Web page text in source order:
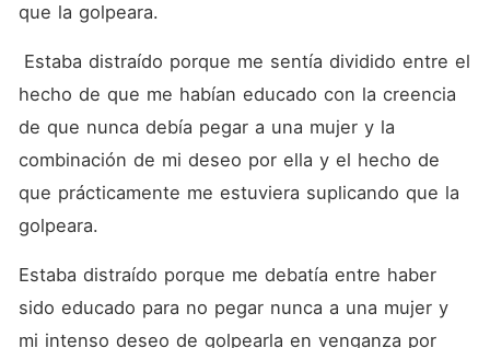
que la golpeara.
hecho de que me habían educado con la creencia
de que nunca debía pegar a una mujer y la
combinación de mi deseo por ella y el hecho de
que prácticamente me estuviera suplicando que la
golpeara.
Estaba distraído porque me debatía entre haber
sido educado para no pegar nunca a una mujer y
mi intenso deseo de golpearla en venganza por